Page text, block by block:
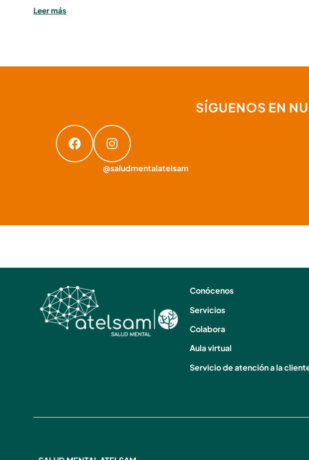
Leer más
SÍGUENOS EN
@saludmentalatelsam
Conócenos
Servicios
Colabora
Aula virtual
Servicio de atención a la